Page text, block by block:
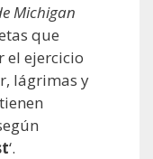
Michigan
que
el ejercicio
lágrimas y
‘.